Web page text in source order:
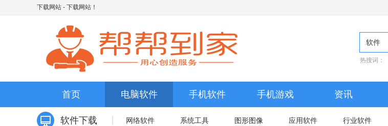
下载网站 - 下载网站！
软件
热搜词：
首页 电脑软件 手机软件 手机游戏 资讯
软件下载 网络软件 系统工具 图形图像 应用软件 行业软件